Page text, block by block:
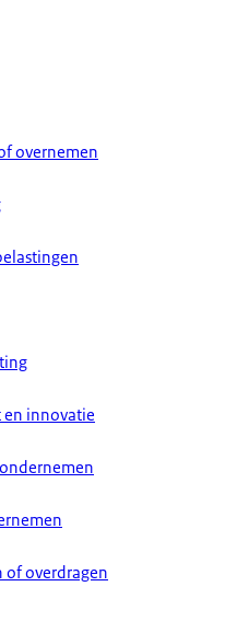
overnemen
en innovatie
of overdragen